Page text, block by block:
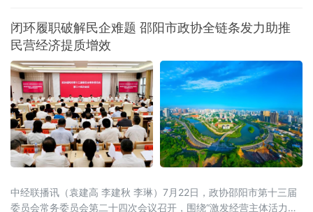
开展专题调研座谈。
闭环履职破解民企难题 邵阳市政协全链条发力助推
民营经济提质增效
中经联播讯（袁建高 李建秋 李琳）7月22日，政协邵阳市第十三届
委员会常务委员会第二十四次会议召开，围绕“激发经营主体活力，